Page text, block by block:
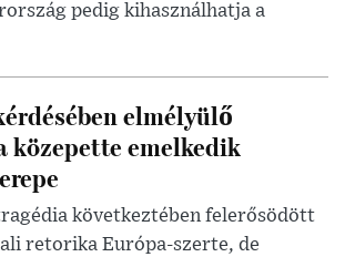
pedig kihasználhatja a
elmélyülő
emelkedik
következtében felerősödött
retorika Európa-szerte, de